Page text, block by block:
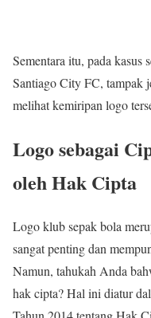
Sementara itu, pada kasus
Santiago City FC, tampak
melihat kemiripan logo
Logo sebagai
oleh Hak Cipta
Logo klub sepak bola
sangat penting dan
Namun, tahukah Anda
hak cipta? Hal ini diatur